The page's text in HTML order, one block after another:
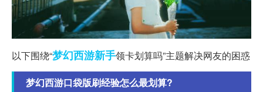
以下围绕“梦幻西游新手领卡划算吗”主题解决网友的困惑
梦幻西游口袋版刷经验怎么最划算?